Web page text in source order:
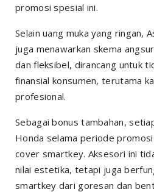
promosi spesial ini.
Selain uang muka yang ringan,
juga menawarkan skema
dan fleksibel, dirancang untuk
finansial konsumen, terutama
profesional.
Sebagai bonus tambahan,
Honda selama periode
cover smartkey. Aksesori ini
nilai estetika, tetapi juga
smartkey dari goresan dan